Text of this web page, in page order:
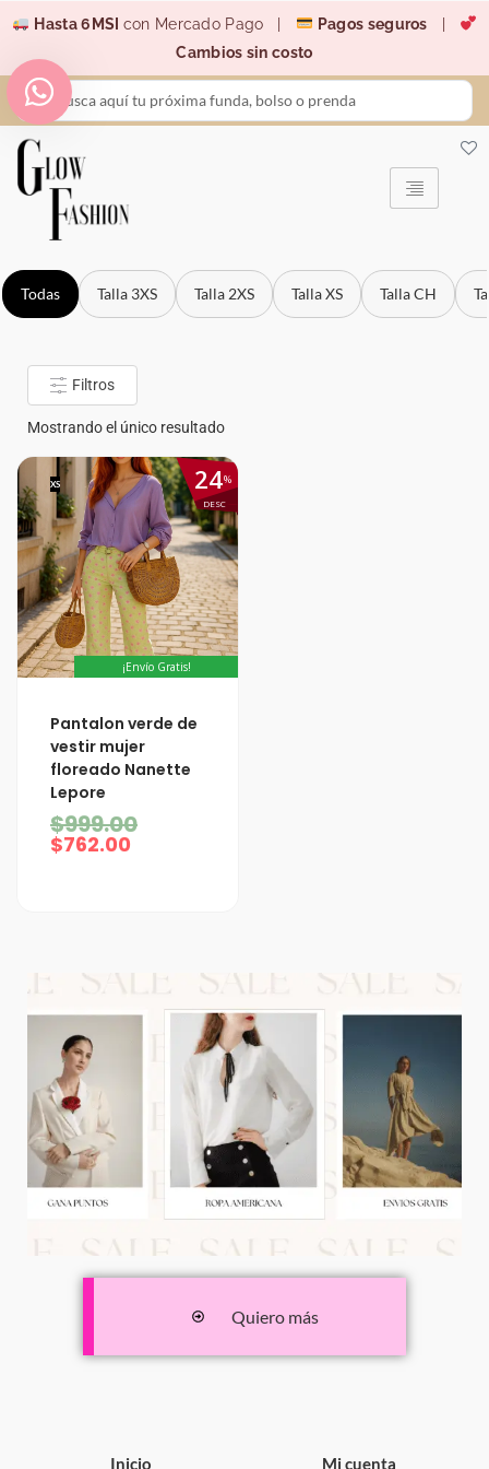
contenido
Hasta 6MSI con Mercado Pago | Pagos seguros
Cambios sin costo
Search
...
Todas Talla 3XS Talla 2XS Talla XS Talla CH
Filtros
Mostrando el único resultado
XS %
DESC
24
¡Envío Gratis!
Pantalon verde de
vestir mujer
floreado Nanette
Lepore
$999.00
El
precio
original
era:
$762.00
El
precio
actual
es:
Quiero más
Inicio Mi cuenta